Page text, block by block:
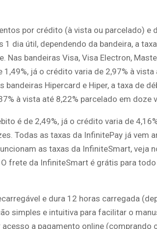
por crédito (à vista ou parcelado) e
1 dia útil, dependendo da bandeira, a
Nas bandeiras Visa, Visa Electron,
já o crédito varia de 2,97% à vista
bandeiras Hipercard e Hiper, a taxa de
à vista até 8,22% parcelado em doze
é de 2,49%, já o crédito varia de
Todas as taxas da InfinitePay já vem
as taxas da InfiniteSmart, veja
O frete da InfiniteSmart é grátis para
e dura 12 horas carregada
simples e intuitiva para facilitar o
a pagamento online (comprando